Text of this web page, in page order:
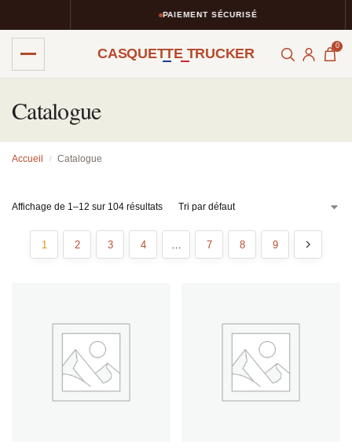
PAIEMENT SÉCURISÉ
CASQUETTE TRUCKER 0
Catalogue
Accueil / Catalogue
Affichage de 1–12 sur 104 résultats
1 2 3 4 … 7 8 9